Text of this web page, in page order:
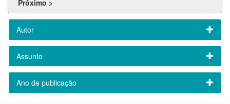
Próximo >
Autor
Assunto
Ano de publicação